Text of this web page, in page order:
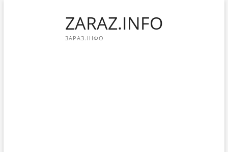
ZARAZ.INFO
ЗАРАЗ.ІНФО